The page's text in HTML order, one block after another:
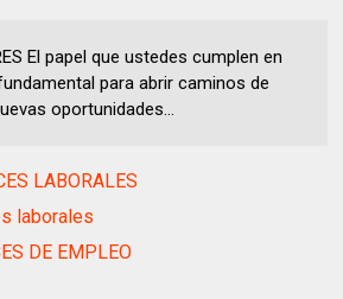
El papel que ustedes cumplen en
para abrir caminos de
oportunidades...
LABORALES
laborales
DE EMPLEO